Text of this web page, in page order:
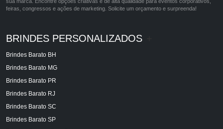
feiras, congressos e ações de marketing. Solicite um orçamento e surpreenda!
BRINDES PERSONALIZADOS
Brindes Barato BH
Brindes Barato MG
Brindes Barato PR
Brindes Barato RJ
Brindes Barato SC
Brindes Barato SP